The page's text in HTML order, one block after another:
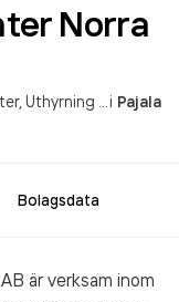
Norra
Uthyrning av maskiner i Pajala
Bolagsdata
är verksam inom